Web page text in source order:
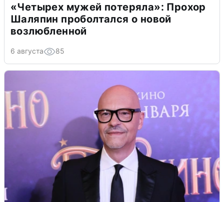
«Четырех мужей потеряла»: Прохор
Шаляпин проболтался о новой
возлюбленной
6 августа 85